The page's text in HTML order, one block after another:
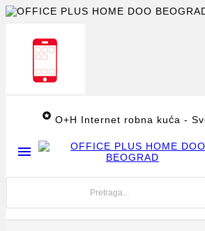
 O+H Internet robna kuća -
